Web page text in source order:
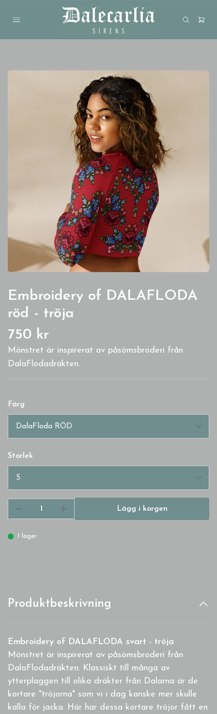
Embroidery of DALAFLODA
röd - tröja
750 kr
Mönstret är inspirerat av påsömsbroderi från
DalaFlodadräkten.
Färg
Storlek
Lägg i korgen
I lager
Produktbeskrivning
Embroidery of DALAFLODA svart - tröja
Mönstret är inspirerat av påsömsbroderi från
DalaFlodadräkten. Klassiskt till många av
ytterplaggen till olika dräkter från Dalarna är de
kortare "tröjorna" som vi i dag kanske mer skulle
kalla för jacka. Här har dessa kortare tröjor fått en